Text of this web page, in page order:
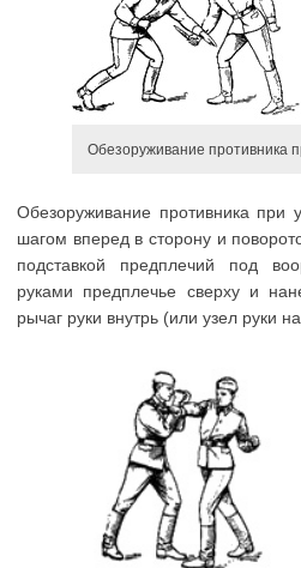
Обезоруживание противника
Обезоруживание противника
шагом вперед в сторону и
подставкой предплечий под
руками предплечье сверху и
рычаг руки внутрь (или узел руки